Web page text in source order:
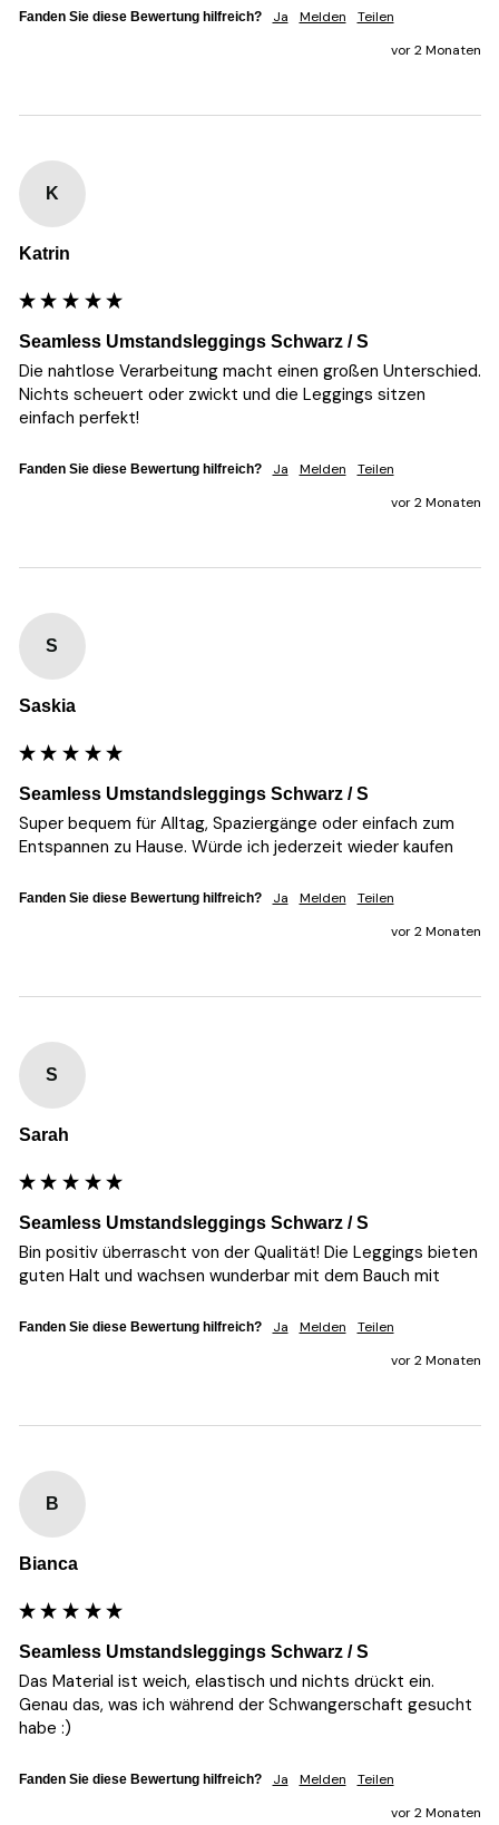
Fanden Sie diese Bewertung hilfreich? Ja Melden
Teilen
vor 2 Monaten
K
Katrin
Seamless Umstandsleggings Schwarz / S
Die nahtlose Verarbeitung macht einen großen Unterschied.
Nichts scheuert oder zwickt und die Leggings sitzen
einfach perfekt!
Fanden Sie diese Bewertung hilfreich? Ja Melden
Teilen
vor 2 Monaten
S
Saskia
Seamless Umstandsleggings Schwarz / S
Super bequem für Alltag, Spaziergänge oder einfach zum
Entspannen zu Hause. Würde ich jederzeit wieder kaufen
Fanden Sie diese Bewertung hilfreich? Ja Melden
Teilen
vor 2 Monaten
S
Sarah
Seamless Umstandsleggings Schwarz / S
Bin positiv überrascht von der Qualität! Die Leggings bieten
guten Halt und wachsen wunderbar mit dem Bauch mit
Fanden Sie diese Bewertung hilfreich? Ja Melden
Teilen
vor 2 Monaten
B
Bianca
Seamless Umstandsleggings Schwarz / S
Das Material ist weich, elastisch und nichts drückt ein.
Genau das, was ich während der Schwangerschaft gesucht
habe :)
Fanden Sie diese Bewertung hilfreich? Ja Melden
Teilen
vor 2 Monaten